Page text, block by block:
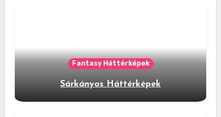
Fantasy Háttérképek
Sárkányos Háttérképek